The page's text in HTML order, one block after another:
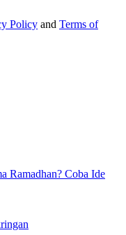
Policy and Terms of
Ramadhan? Coba Ide